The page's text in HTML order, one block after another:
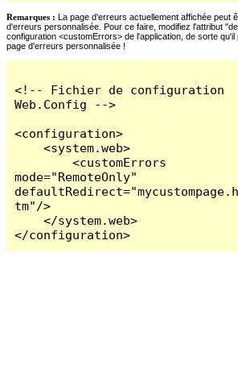
Remarques : La page d'erreurs actuellement affichée peut
d'erreurs personnalisée. Pour ce faire, modifiez l'attribut
configuration <customErrors> de l'application, de sorte
page d'erreurs personnalisée !
<!-- Fichier de configuration
Web.Config -->
<configuration>
    <system.web>
        <customErrors
mode="RemoteOnly"
defaultRedirect="mycustompage.h
tm"/>
    </system.web>
</configuration>